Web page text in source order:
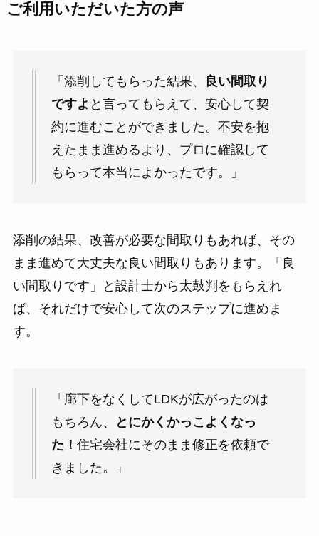
ご利用いただいた方の声
「添削してもらった結果、
良い間取り
ですよ と言ってもらえて、安心して契
約に進むことができました。不安を抱
えたまま進めるより、プロに確認して
もらって本当によかったです。」
添削の結果、改善が必要な間取りもあれば、その
まま進めて大丈夫な良い間取りもあります。「良
い間取りです」と設計士から太鼓判をもらえれ
ば、それだけで安心して次のステップに進めま
す。
「廊下をなくしてLDKが広がったのは
もちろん、
とにかくかっこよくなっ
た！ 住宅会社にそのまま修正を依頼で
きました。」